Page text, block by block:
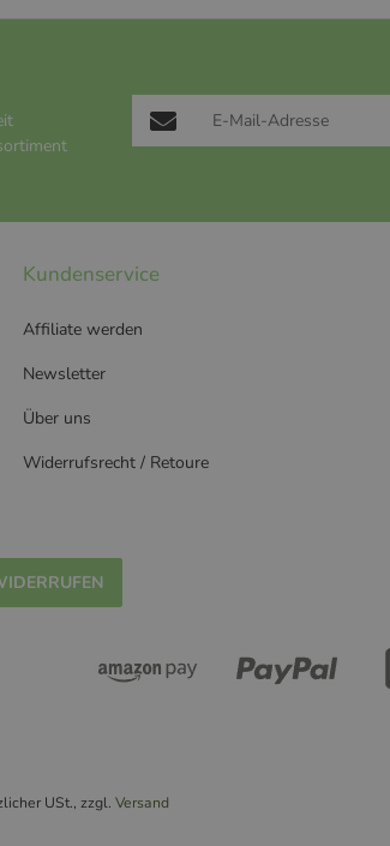
Kundenservice
Affiliate werden
Newsletter
Über uns
Widerrufsrecht / Retoure
USt., zzgl. Versand